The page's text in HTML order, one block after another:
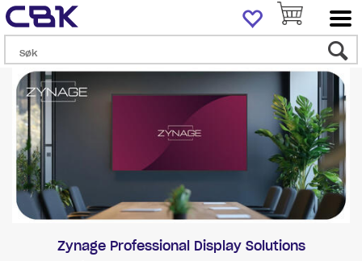
Zynage Professional Display Solutions